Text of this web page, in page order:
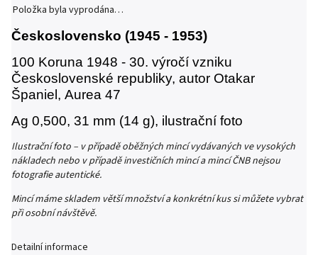
Položka byla vyprodána…
Československo (1945 - 1953)
100 Koruna 1948 - 30. výročí vzniku
Československé republiky, autor Otakar
Španiel, Aurea 47
Ag 0,500, 31 mm (14 g), ilustrační foto
Ilustrační foto – v případě oběžných mincí vydávaných ve vysokých
nákladech nebo v případě investičních mincí a mincí ČNB nejsou
fotografie autentické.
Mincí máme skladem větší množství a konkrétní kus si můžete vybrat
při osobní návštěvě.
Detailní informace